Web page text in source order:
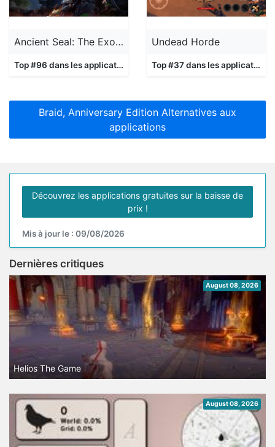
Ancient Seal: The Exorcist
Top #96 dans les applications Jeux
Undead Horde
Top #37 dans les applications
Braid, Anniversary Edition Alternatives aux
applications
Découvrez les applications gratuites sur la baisse de
prix !
Mis à jour le : 09/08/2026
Dernières critiques
August 08, 2026
Helios The Game
August 08, 2026